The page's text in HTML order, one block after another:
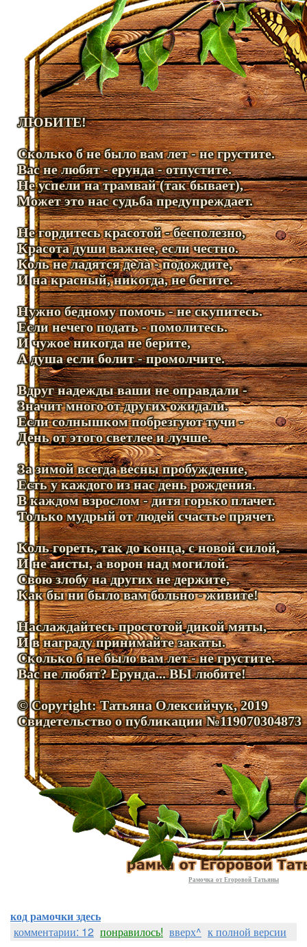
ЛЮБИТЕ!
Сколько б не было вам лет - не грустите.
Вас не любят - ерунда - отпустите.
Не успели на трамвай (так бывает),
Может это нас судьба предупреждает.
Не гордитесь красотой - бесполезно,
Красота души важнее, если честно.
Коль не ладятся дела - подождите,
И на красный, никогда, не бегите.
Нужно бедному помочь - не скупитесь.
Если нечего подать - помолитесь.
И чужое никогда не берите,
А душа если болит - промолчите.
Вдруг надежды ваши не оправдали -
Значит много от других ожидали.
Если солнышком побрезгуют тучи -
День от этого светлее и лучше.
За зимой всегда весны пробуждение,
Есть у каждого из нас день рождения.
В каждом взрослом - дитя горько плачет.
Только мудрый от людей счастье прячет.
Коль гореть, так до конца, с новой силой,
И не аисты, а ворон над могилой.
Свою злобу на других не держите,
Как бы ни было вам больно - живите!
Наслаждайтесь простотой дикой мяты,
И в награду принимайте закаты.
Сколько б не было вам лет - не грустите.
Вас не любят? Ерунда... ВЫ любите!
© Copyright: Татьяна Олексийчук, 2019
Свидетельство о публикации №119070304873
Рамочка от Егоровой Татьяны
код рамочки здесь
комментарии: 12 понравилось! вверх^ к полной версии